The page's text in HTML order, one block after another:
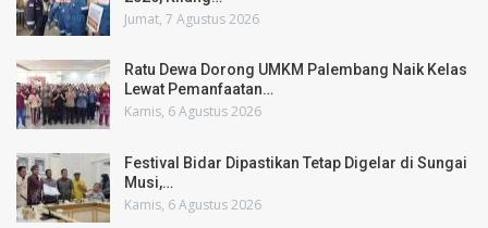
Jumat, 7 Agustus 2026
Ratu Dewa Dorong UMKM Palembang Naik Kelas
Lewat Pemanfaatan…
Kamis, 6 Agustus 2026
Festival Bidar Dipastikan Tetap Digelar di Sungai
Musi,…
Kamis, 6 Agustus 2026